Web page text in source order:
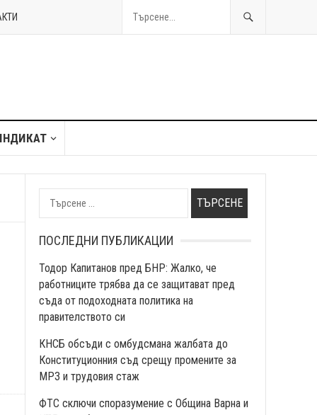
Търсене
за:
ПОСЛЕДНИ ПУБЛИКАЦИИ
Тодор Капитанов пред БНР: Жалко, че
работниците трябва да се защитават пред
съда от подоходната политика на
правителството си
КНСБ обсъди с омбудсмана жалбата до
Конституционния съд срещу промените за
МРЗ и трудовия стаж
ФТС сключи споразумение с Община Варна и